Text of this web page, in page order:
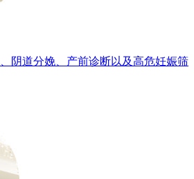
阴道分娩、产前诊断以及高危妊娠筛